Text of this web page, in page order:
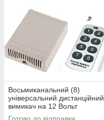
Восьмиканальний (8)
універсальний дистанційний
вимикач на 12 Вольт